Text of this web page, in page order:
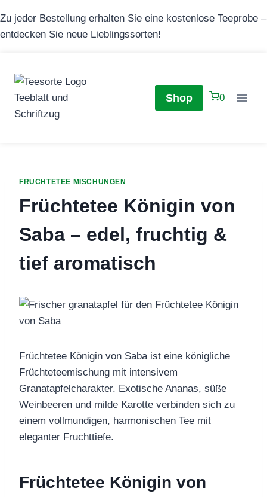
Inhalt
springen
Zu jeder Bestellung erhalten Sie eine kostenlose Teeprobe –
entdecken Sie neue Lieblingssorten!
Shop 0
FRÜCHTETEE MISCHUNGEN
Früchtetee Königin von
Saba – edel, fruchtig &
tief aromatisch
Früchtetee Königin von Saba ist eine königliche
Früchteteemischung mit intensivem
Granatapfelcharakter. Exotische Ananas, süße
Weinbeeren und milde Karotte verbinden sich zu
einem vollmundigen, harmonischen Tee mit
eleganter Fruchttiefe.
Früchtetee Königin von